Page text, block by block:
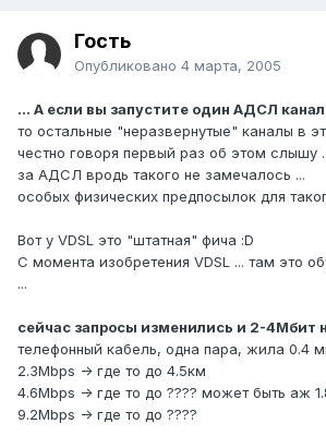
Гость
Опубликовано 4 марта, 2005
... А если вы запустите один АДСЛ
то остальные "неразвернутые" каналы в
честно говоря первый раз об этом слышу
за АДСЛ вродь такого не замечалось ...
особых физических предпосылок для
Вот у VDSL это "штатная" фича :D
С момента изобретения VDSL ... там это
...
сейчас запросы изменились и 2-4Мбит
телефонный кабель, одна пара, жила 0.4
2.3Mbps -> где то до 4.5км
4.6Mbps -> где то до ???? может быть аж
9.2Mbps -> где то до ????